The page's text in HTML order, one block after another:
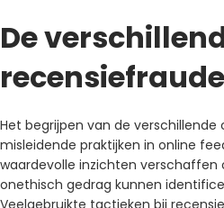
De
recensiefraude
Het begrijpen van de verschillende
misleidende praktijken in online
waardevolle inzichten verschaffen
onethisch gedrag kunnen
Veelgebruikte tactieken bij